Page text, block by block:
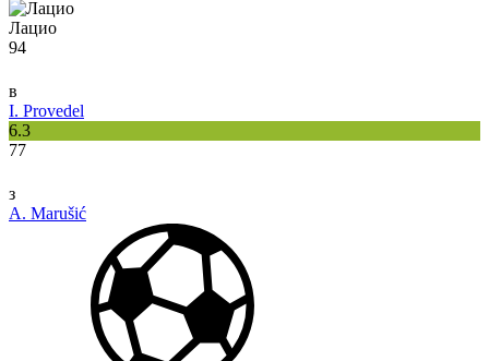
Лацио
94
в
I. Provedel
6.3
77
з
A. Marušić